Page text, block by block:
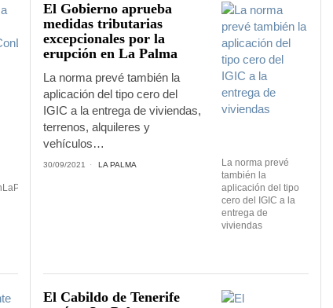
La norma prevé
también la
aplicación del tipo
cero del IGIC a la
entrega de
viviendas
El Gobierno aprueba
medidas tributarias
excepcionales por la
erupción en La Palma
La norma prevé también la
aplicación del tipo cero del
IGIC a la entrega de viviendas,
terrenos, alquileres y
vehículos…
30/09/2021 LA PALMA
El Cabildo de Tenerife